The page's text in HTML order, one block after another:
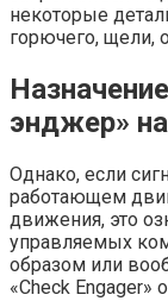
некоторые
горючего, щели,
энджер»
Однако, если
работающем
движения, это
управляемых
образом или
«Check Engager»